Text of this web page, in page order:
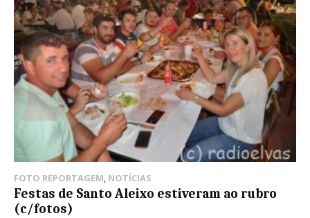
FOTO REPORTAGEM, NOTÍCIAS
Festas de Santo Aleixo estiveram ao rubro
(c/fotos)